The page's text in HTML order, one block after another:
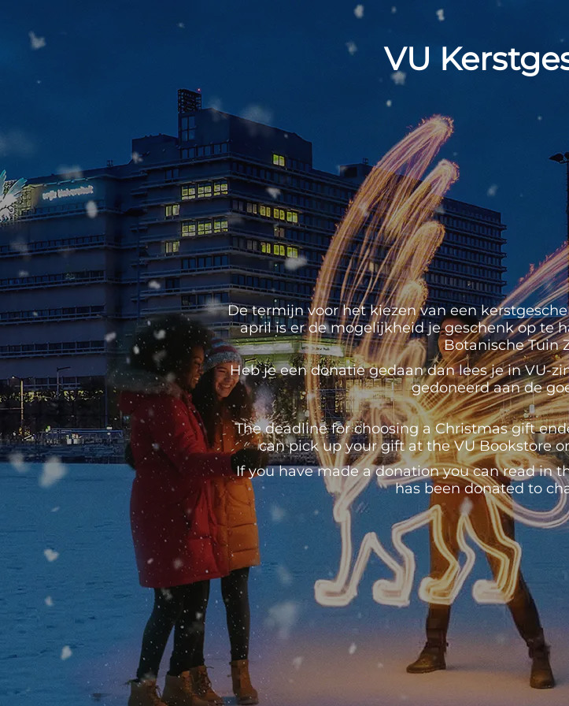
VU
De termijn voor het kiezen van een
april is er de mogelijkheid je geschenk op te
Botanische Tuin
Heb je een donatie gedaan dan lees je in VU-
gedoneerd aan de
The deadline for choosing a Christmas gift
can pick up your gift at the VU Bookstore
If you have made a donation you can read in
has been donated to